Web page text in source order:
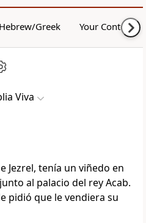
Hebrew/Greek Your Content
Viva
Jezrel, tenía un viñedo en
al palacio del rey Acab.
pidió que le vendiera su